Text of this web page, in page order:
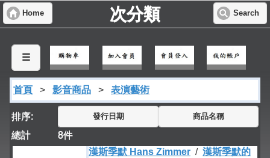
Home 次分類 Search
☰
首頁 > 影音商品 > 表演藝術
排序: 發行日期 商品名稱
總計 8件
漢斯季默 Hans Zimmer / 漢斯季默的